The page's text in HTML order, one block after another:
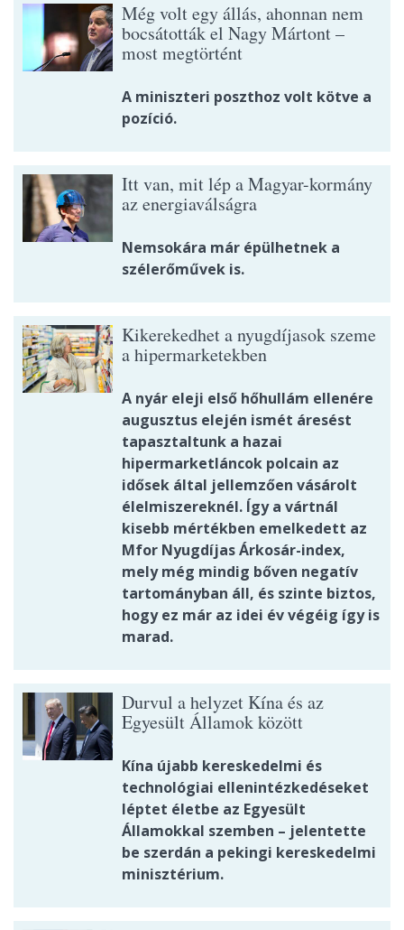
Még volt egy állás, ahonnan nem
bocsátották el Nagy Mártont –
most megtörtént
A miniszteri poszthoz volt kötve a
pozíció.
Itt van, mit lép a Magyar-kormány
az energiaválságra
Nemsokára már épülhetnek a
szélerőművek is.
Kikerekedhet a nyugdíjasok szeme
a hipermarketekben
A nyár eleji első hőhullám ellenére
augusztus elején ismét áresést
tapasztaltunk a hazai
hipermarketláncok polcain az
idősek által jellemzően vásárolt
élelmiszereknél. Így a vártnál
kisebb mértékben emelkedett az
Mfor Nyugdíjas Árkosár-index,
mely még mindig bőven negatív
tartományban áll, és szinte biztos,
hogy ez már az idei év végéig így is
marad.
Durvul a helyzet Kína és az
Egyesült Államok között
Kína újabb kereskedelmi és
technológiai ellenintézkedéseket
léptet életbe az Egyesült
Államokkal szemben – jelentette
be szerdán a pekingi kereskedelmi
minisztérium.